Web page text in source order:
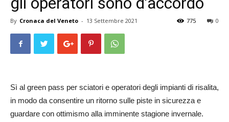
By Cronaca del Veneto - 13 Settembre 2021 0
775
Sì al green pass per sciatori e operatori degli impianti di risalita,
in modo da consentire un ritorno sulle piste in sicurezza e
guardare con ottimismo alla imminente stagione invernale.